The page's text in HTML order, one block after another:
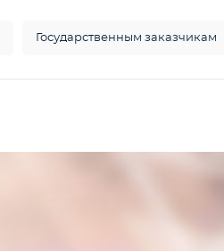
Государственным заказчикам